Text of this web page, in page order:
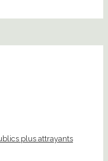
plus attrayants